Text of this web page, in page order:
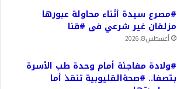
#مصرع سيدة أثناء محاولة عبورها
مزلقان غير شرعي فى #قنا
أغسطس 8, 2026
#ولادة مفاجئة أمام وحدة طب الأسرة
بتصفا.. #صحةالقليوبية تنقذ أما